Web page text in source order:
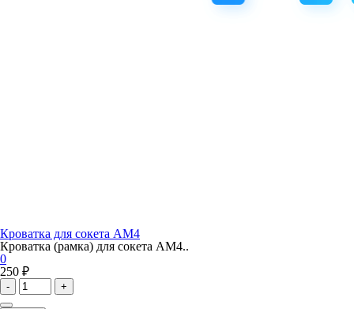
Кроватка для сокета AM4
Кроватка (рамка) для сокета AM4..
0
250 ₽
- +